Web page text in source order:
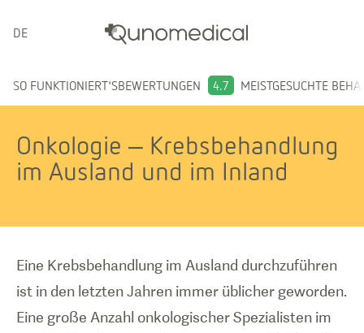
DEUTSCH
SO FUNKTIONIERT'SBEWERTUNGEN 4.7 MEISTGESUCHTE
Onkologie – Krebsbehandlung
im Ausland und im Inland
Eine Krebsbehandlung im Ausland durchzuführen
ist in den letzten Jahren immer üblicher geworden.
Eine große Anzahl onkologischer Spezialisten im